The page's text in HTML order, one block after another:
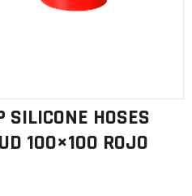
SILICONE HOSES
100×100 ROJO